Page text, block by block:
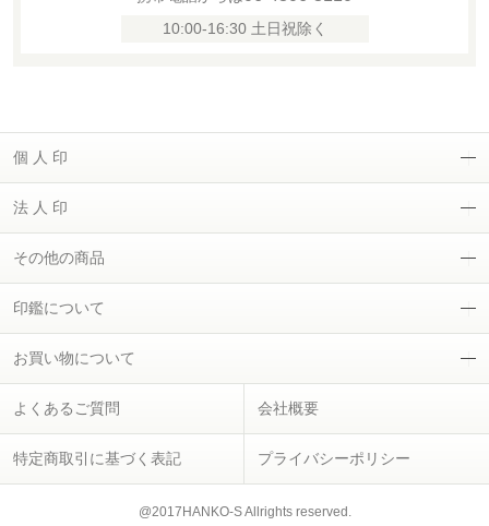
10:00-16:30 土日祝除く
個 人 印
法 人 印
その他の商品
印鑑について
お買い物について
よくあるご質問 会社概要
特定商取引に基づく表記 プライバシーポリシー
@2017HANKO-S Allrights reserved.